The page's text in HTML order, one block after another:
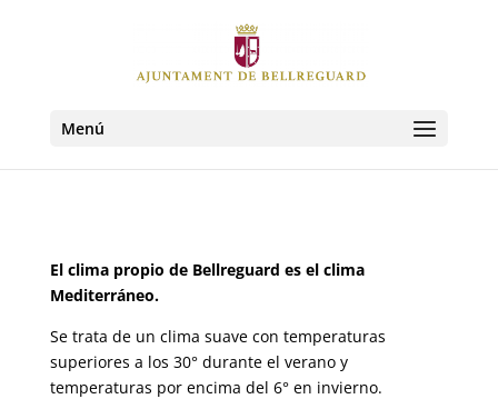
Menú
El clima propio de Bellreguard es el clima
Mediterráneo.
Se trata de un clima suave con temperaturas
superiores a los 30° durante el verano y
temperaturas por encima del 6° en invierno.